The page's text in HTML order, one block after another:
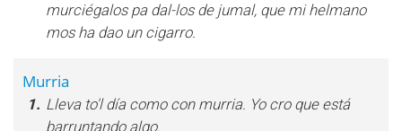
murciégalos pa dal-los de jumal, que mi helmano
mos ha dao un cigarro.
Murria
1. Lleva to'l día como con murria. Yo cro que está
barruntando algo.